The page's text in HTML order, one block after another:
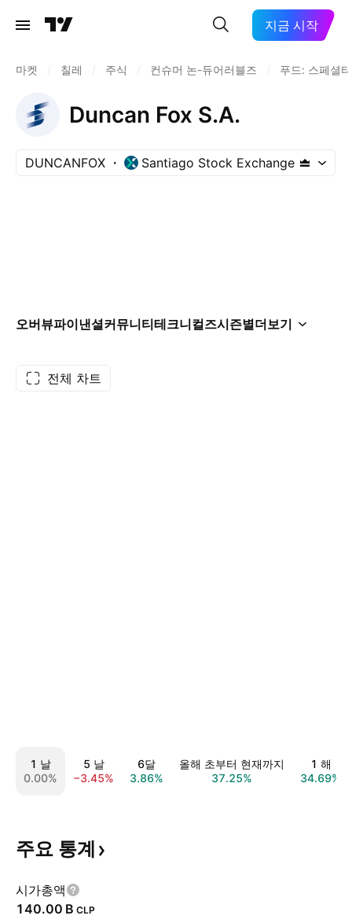
지금 시작
마켓 칠레 주식 컨슈머 논-듀어러블즈 푸드: 스페셜
Duncan Fox S.A.
DUNCANFOX Santiago Stock Exchange
오버뷰파이낸셜커뮤니티테크니컬즈시즌별더보기
전체 차트
1 날
0.00%
5 날
−3.45%
6달
3.86%
올해 초부터 현재까지
37.25%
1 해
34.69%
주요 통계
시가총액
‪140.00 B‬ CLP